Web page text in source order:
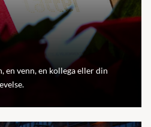
en venn, en kollega eller din